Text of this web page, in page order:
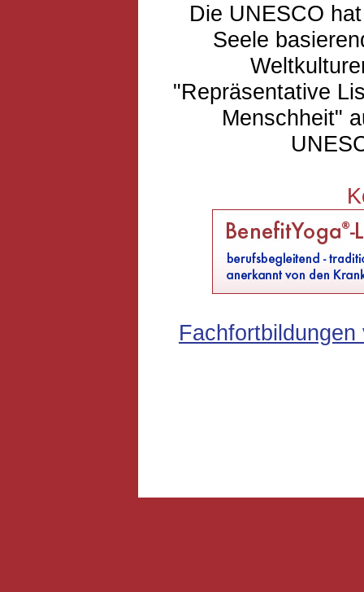
Die UNESCO
Seele
"Repräsentative
Menschheit"